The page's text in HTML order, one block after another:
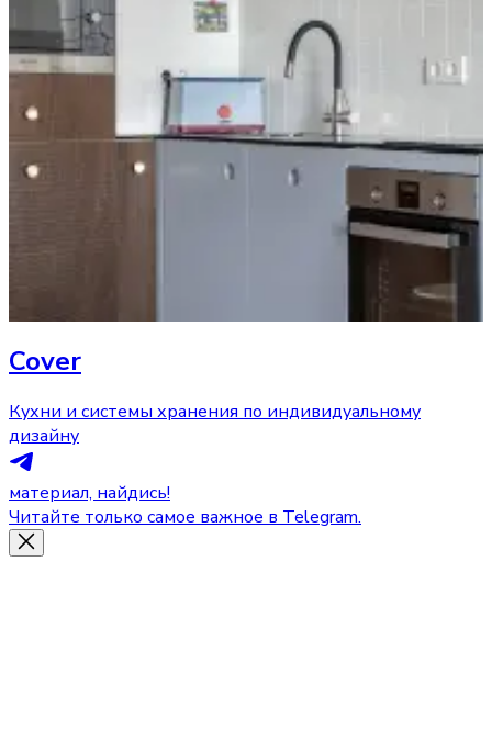
Cover
Кухни и системы хранения по индивидуальному
дизайну
материал, найдись!
Читайте только самое важное в Telegram.